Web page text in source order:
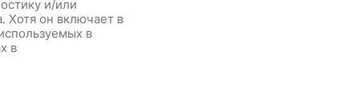
и/или
Хотя он включает в
в
в
он обычно
техническую и